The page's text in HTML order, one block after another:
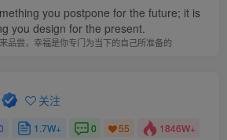
you postpone for the future; it is
you design for the present.
品尝，幸福是你专门为当下的自己所准备的
关注
1.7W+ 0 55 1846W+